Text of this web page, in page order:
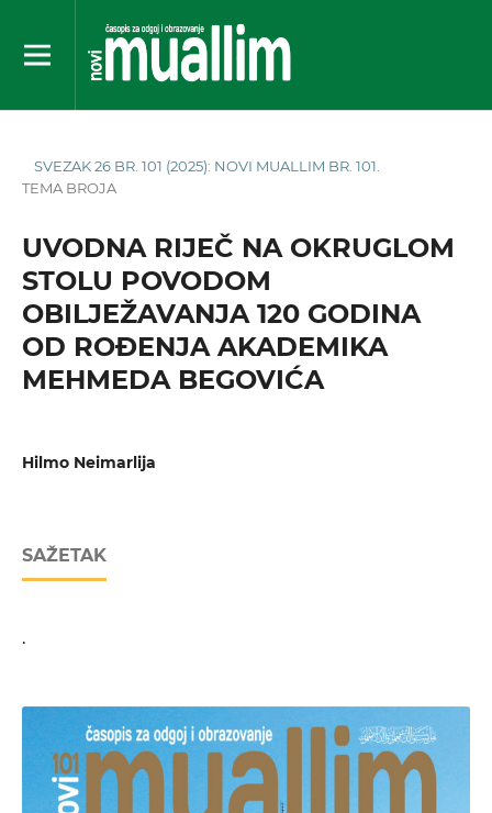
SVEZAK 26 BR. 101 (2025): NOVI MUALLIM BR. 101.
TEMA BROJA
UVODNA RIJEČ NA OKRUGLOM
STOLU POVODOM
OBILJEŽAVANJA 120 GODINA
OD ROĐENJA AKADEMIKA
MEHMEDA BEGOVIĆA
Hilmo Neimarlija
SAŽETAK
.